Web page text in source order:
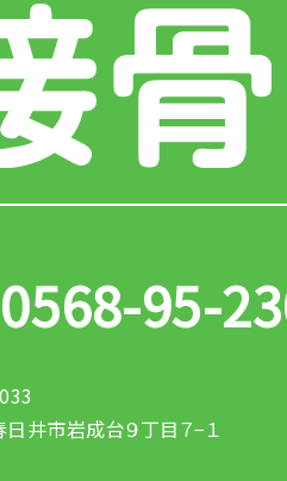
0568-95-
井市岩成台９丁目７−１